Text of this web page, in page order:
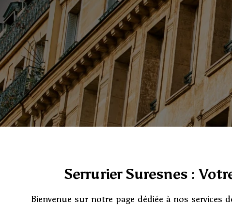
Serrurier Suresnes :
Bienvenue sur notre page dédiée à nos